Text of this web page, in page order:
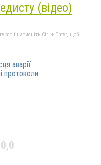
(відео)
і натисніть Ctrl + Enter, щоб
аварії
протоколи
0,0